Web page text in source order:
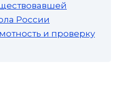
России
и проверку